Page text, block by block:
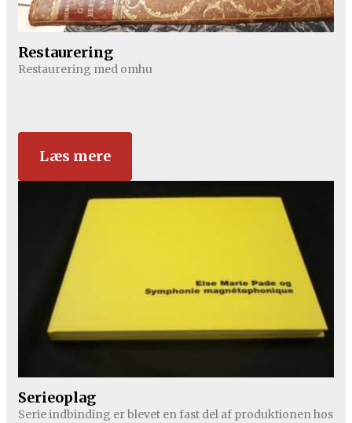
Restaurering
Restaurering med omhu
Læs mere
Serieoplag
Serie indbinding er blevet en fast del af produktionen hos